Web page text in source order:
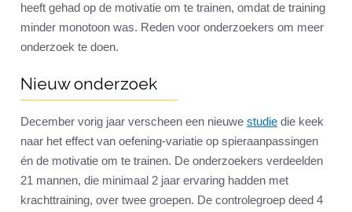
heeft gehad op de motivatie om te trainen, omdat de training
minder monotoon was. Reden voor onderzoekers om meer
onderzoek te doen.
Nieuw onderzoek
December vorig jaar verscheen een nieuwe studie die keek
naar het effect van oefening-variatie op spieraanpassingen
én de motivatie om te trainen. De onderzoekers verdeelden
21 mannen, die minimaal 2 jaar ervaring hadden met
krachttraining, over twee groepen. De controlegroep deed 4